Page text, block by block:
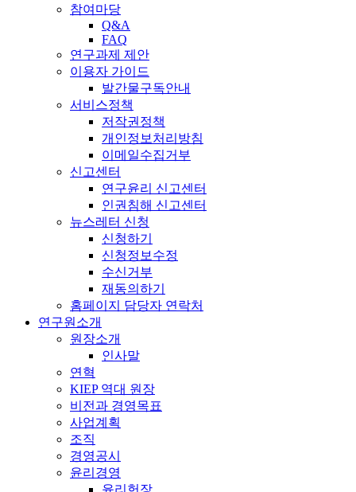
참여마당
Q&A
FAQ
연구과제 제안
이용자 가이드
발간물구독안내
서비스정책
저작권정책
개인정보처리방침
이메일수집거부
신고센터
연구윤리 신고센터
인권침해 신고센터
뉴스레터 신청
신청하기
신청정보수정
수신거부
재동의하기
홈페이지 담당자 연락처
연구원소개
원장소개
인사말
연혁
KIEP 역대 원장
비전과 경영목표
사업계획
조직
경영공시
윤리경영
윤리헌장